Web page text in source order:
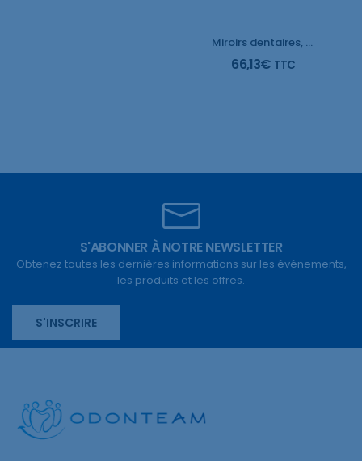
Miroirs dentaires, face avant, pack de 12
66,13€ TTC
S'ABONNER À NOTRE NEWSLETTER
Obtenez toutes les dernières informations sur les événements,
les produits et les offres.
S'INSCRIRE